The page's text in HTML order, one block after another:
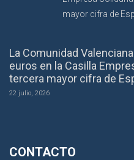
La Comunidad
euros en la Casilla
tercera mayor cifra de
22 julio, 2026
CONTACTO